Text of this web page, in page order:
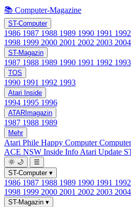
📚 Computer-Magazine
ST-Computer
1986 1987 1988 1989 1990 1991 1992
1998 1999 2000 2001 2002 2003 2004
ST-Magazin
1987 1988 1989 1990 1991 1992 1993
TOS
1990 1991 1992 1993
Atari Inside
1994 1995 1996
ATARImagazin
1987 1988 1989
Mehr
Atari Phile Happy Computer
ACE NSW Inside Info Atari Update
🌞 🌙
☰
ST-Computer ▾
1986 1987 1988 1989 1990 1991 1992
1998 1999 2000 2001 2002 2003 2004
ST-Magazin ▾